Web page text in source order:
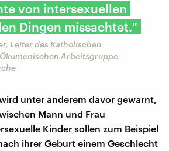
von intersexuellen
Dingen missachtet."
Leiter des Katholischen
Arbeitsgruppe
unter anderem davor gewarnt,
Mann und Frau
Kinder sollen zum Beispiel
ihrer Geburt einem Geschlecht